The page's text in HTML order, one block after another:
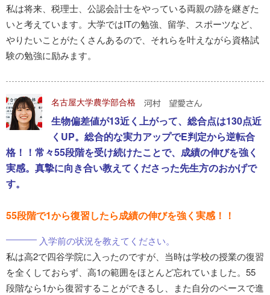
私は将来、税理士、公認会計士をやっている両親の跡を継ぎた
いと考えています。大学ではITの勉強、留学、スポーツなど、
やりたいことがたくさんあるので、それらを叶えながら資格試
験の勉強に励みます。
名古屋大学農学部合格
生物偏差値が13近く上がって、総合点は130点近
くUP。総合的な実力アップでE判定から逆転合
格！！常々55段階を受け続けたことで、成績の伸びを強く
実感。真摯に向き合い教えてくださった先生方のおかげで
す。
55段階で1から復習したら成績の伸びを強く実感！！
入学前の状況を教えてください。
私は高2で四谷学院に入ったのですが、当時は学校の授業の復習
を全くしておらず、高1の範囲をほとんど忘れていました。55
段階なら1から復習することができるし、また自分のペースで進